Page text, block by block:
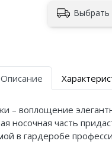
Выбрать
Описание
– воплощение
носочная часть
в гардеробе